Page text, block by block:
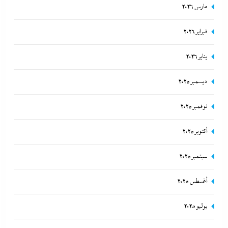
135 مليار جنيه
مارس 2026
فبراير 2026
يناير 2026
ديسمبر 2025
نوفمبر 2025
أكتوبر 2025
سبتمبر 2025
أغسطس 2025
يوليو 2025